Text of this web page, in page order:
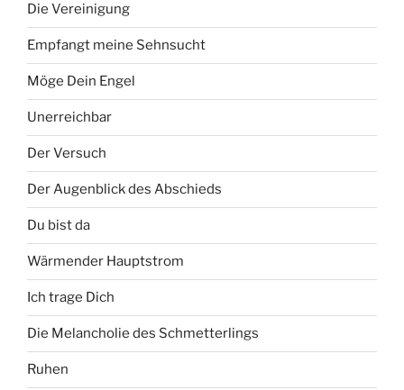
Die Vereinigung
Empfangt meine Sehnsucht
Möge Dein Engel
Unerreichbar
Der Versuch
Der Augenblick des Abschieds
Du bist da
Wärmender Hauptstrom
Ich trage Dich
Die Melancholie des Schmetterlings
Ruhen